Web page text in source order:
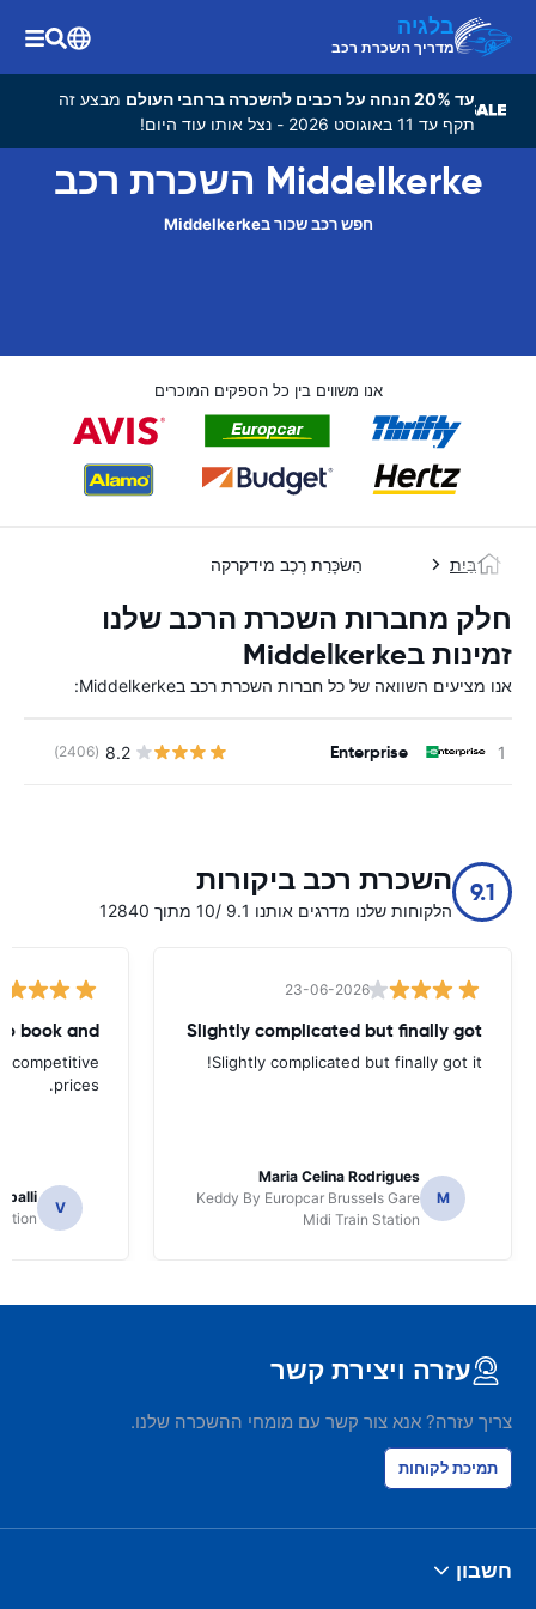
בלגיה
מדריך השכרת רכב
עד 20% הנחה על רכבים להשכרה ברחבי העולם
מבצע זה
תקף עד 11 באוגוסט 2026 - נצל אותו עוד היום!
Middelkerke השכרת רכב
חפש רכב שכור בMiddelkerke
אנו משווים בין כל הספקים המוכרים
בַּיִת הַשׂכָּרַת רֶכֶב מידקרקה
חלק מחברות השכרת הרכב שלנו
זמינות בMiddelkerke
אנו מציעים השוואה של כל חברות השכרת רכב בMiddelkerke:
Enterprise
8.2
(2406)
9.1 השכרת רכב ביקורות
הלקוחות שלנו מדרגים אותנו 9.1 /10 מתוך 12840
23-06-2026
Slightly complicated but finally got
Slightly complicated but finally got it!
M
Maria Celina Rodrigues
Keddy By Europcar Brussels Gare
Midi Train Station
book and
competitive
prices.
V
עזרה ויצירת קשר
צריך עזרה? אנא צור קשר עם מומחי ההשכרה שלנו.
תמיכת לקוחות
חשבון